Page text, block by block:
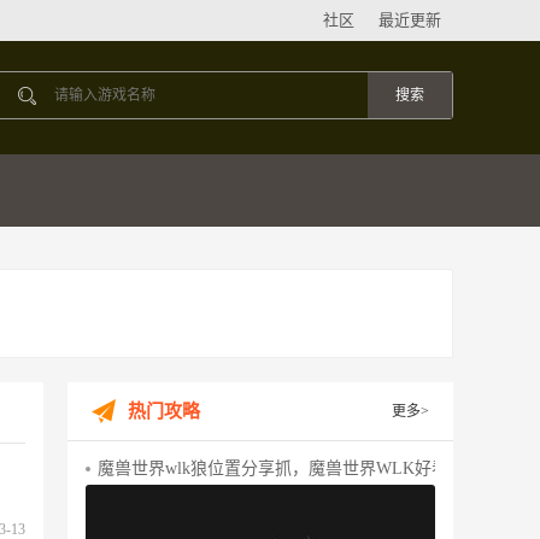
最近更新
社区
13
热门攻略 更多>
魔兽世界wlk狼位置分享抓，魔兽世界WLK好看的狼